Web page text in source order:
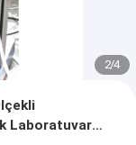
2/4
Laboratuvar